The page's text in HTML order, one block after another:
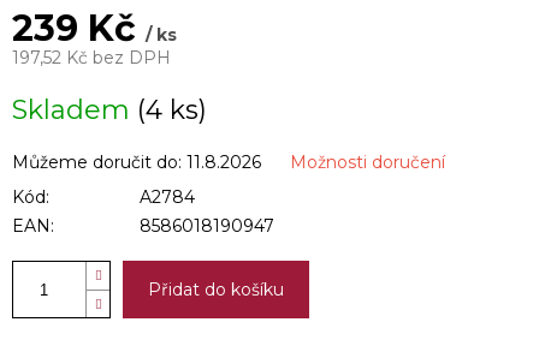
239 Kč/ ks
197,52 Kč bez DPH
cena:
Skladem (4 ks)
Můžeme doručit do: 11.8.2026
Možnosti doručení
Kód:
A2784
EAN:
8586018190947
Přidat do košíku